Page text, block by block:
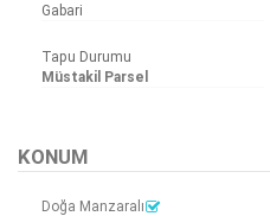
Gabari
Tapu Durumu
Müstakil Parsel
KONUM
Doğa Manzaralı